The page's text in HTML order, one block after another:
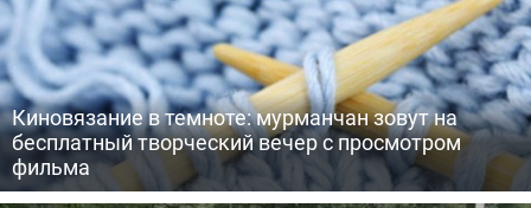
Киновязание в темноте: мурманчан зовут на
бесплатный творческий вечер с просмотром
фильма